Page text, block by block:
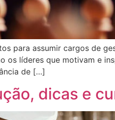
para assumir cargos de
os líderes que motivam e
de […]
dicas e